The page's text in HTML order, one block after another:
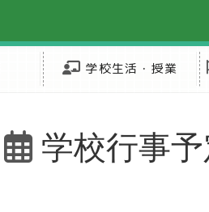
学校生活・授業
学校行事